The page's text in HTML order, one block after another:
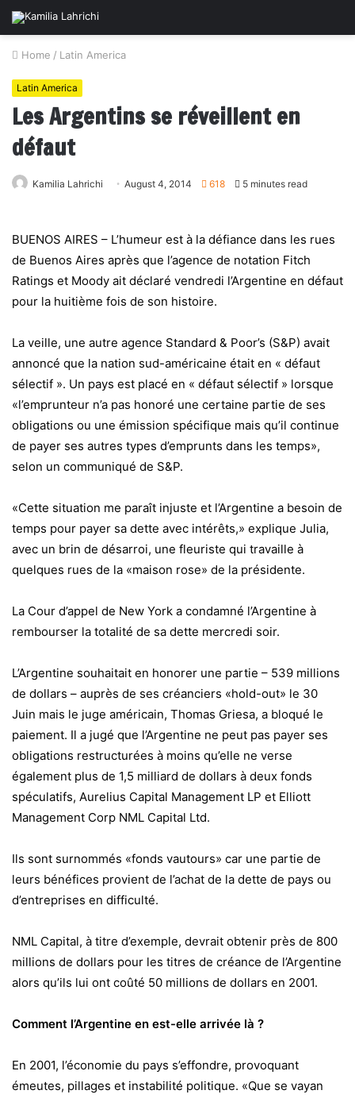
Home / Latin America
Latin America
Les Argentins se réveillent en
défaut
Kamilia Lahrichi August 4, 2014 618 5 minutes read
BUENOS AIRES – L’humeur est à la défiance dans les rues
de Buenos Aires après que l’agence de notation Fitch
Ratings et Moody ait déclaré vendredi l’Argentine en défaut
pour la huitième fois de son histoire.
La veille, une autre agence Standard & Poor’s (S&P) avait
annoncé que la nation sud-américaine était en « défaut
sélectif ». Un pays est placé en « défaut sélectif » lorsque
«l’emprunteur n’a pas honoré une certaine partie de ses
obligations ou une émission spécifique mais qu’il continue
de payer ses autres types d’emprunts dans les temps»,
selon un communiqué de S&P.
«Cette situation me paraît injuste et l’Argentine a besoin de
temps pour payer sa dette avec intérêts,» explique Julia,
avec un brin de désarroi, une fleuriste qui travaille à
quelques rues de la «maison rose» de la présidente.
La Cour d’appel de New York a condamné l’Argentine à
rembourser la totalité de sa dette mercredi soir.
L’Argentine souhaitait en honorer une partie – 539 millions
de dollars – auprès de ses créanciers «hold-out» le 30
Juin mais le juge américain, Thomas Griesa, a bloqué le
paiement. Il a jugé que l’Argentine ne peut pas payer ses
obligations restructurées à moins qu’elle ne verse
également plus de 1,5 milliard de dollars à deux fonds
spéculatifs, Aurelius Capital Management LP et Elliott
Management Corp NML Capital Ltd.
Ils sont surnommés «fonds vautours» car une partie de
leurs bénéfices provient de l’achat de la dette de pays ou
d’entreprises en difficulté.
NML Capital, à titre d’exemple, devrait obtenir près de 800
millions de dollars pour les titres de créance de l’Argentine
alors qu’ils lui ont coûté 50 millions de dollars en 2001.
Comment l’Argentine en est-elle arrivée là ?
En 2001, l’économie du pays s’effondre, provoquant
émeutes, pillages et instabilité politique. «Que se vayan